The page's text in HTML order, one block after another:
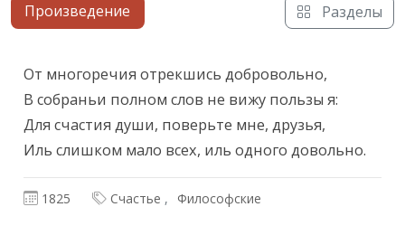
Произведение Разделы
Текст произведения
От многоречия отрекшись добровольно,
В собраньи полном слов не вижу пользы я:
Для счастия души, поверьте мне, друзья,
Иль слишком мало всех, иль одного довольно.
1825 Счастье Философские